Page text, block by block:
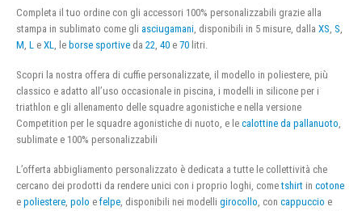
Completa il tuo ordine con gli accessori 100% personalizzabili grazie alla
stampa in sublimato come gli asciugamani , disponibili in 5 misure, dalla XS S
M L e XL , le borse sportive da 22 40 e 70 litri.
Scopri la nostra offera di cuffie personalizzate, il modello in poliestere, più
classico e adatto all’uso occasionale in piscina, i modelli in silicone per i
triathlon e gli allenamento delle squadre agonistiche e nella versione
Competition per le squadre agonistiche di nuoto, e le calottine da pallanuoto,
sublimate e 100% personalizzabili
L’offerta abbigliamento personalizzato è dedicata a tutte le collettività che
cercano dei prodotti da rendere unici con i proprio loghi, cometshirt in cotone
e poliestere, polo e felpe, disponibili nei modelli girocollo, con cappuccio e